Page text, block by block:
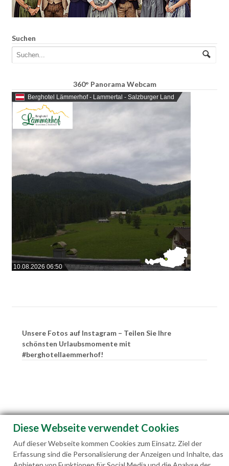
Suchen
360° Panorama Webcam
Berghotel Lämmerhof - Lammertal - Salzburger Land
10.08.2026 06:50
Unsere Fotos auf Instagram – Teilen Sie Ihre
schönsten Urlaubsmomente mit
#berghotellaemmerhof!
Diese Webseite verwendet Cookies
Auf dieser Webseite kommen Cookies zum Einsatz. Ziel der
Erfassung sind die Personalisierung der Anzeigen und Inhalte, das